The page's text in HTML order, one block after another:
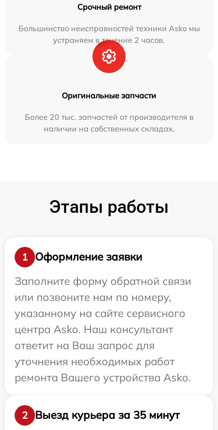
Срочный ремонт
Большинство неисправностей техники Asko мы
устраняем в течение 2 часов.
Оригинальные запчасти
Более 20 тыс. запчастей от производителя в
наличии на собственных складах.
Этапы работы
1
Оформление заявки
Заполните форму обратной связи
или позвоните нам по номеру,
указанному на сайте сервисного
центра Asko. Наш консультант
ответит на Ваш запрос для
уточнения необходимых работ
ремонта Вашего устройства Asko.
2 Выезд курьера за 35 минут